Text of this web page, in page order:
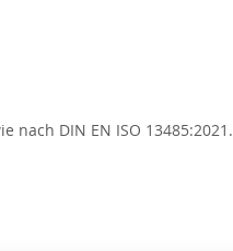
nach DIN EN ISO 13485:2021.